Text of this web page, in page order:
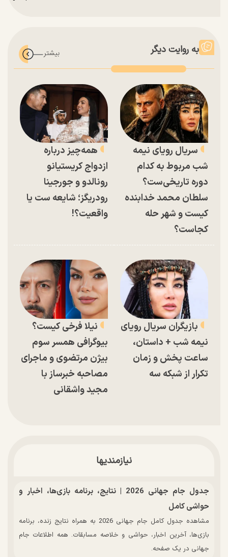
به روایت دیگر
سریال رویای نیمه
شب مربوط به کدام
دوره تاریخی‌ست؟
سلطان محمد خدابنده
کیست و شهر حله
کجاست؟
همه‌چیز درباره
ازدواج کریستیانو
رونالدو و جورجینا
رودریگز؛ شایعه ست یا
واقعیت؟!
بازیگران سریال رویای
نیمه شب + داستان،
ساعت پخش و زمان
تکرار از شبکه سه
نیلا فرخی کیست؟
بیوگرافی همسر سوم
بیژن مرتضوی و ماجرای
مصاحبه خبرساز با
مجید واشقانی
نیازمندیها
جدول جام جهانی 2026 | نتایج، برنامه بازی‌ها، اخبار و
حواشی کامل
مشاهده جدول کامل جام جهانی 2026 به همراه نتایج زنده، برنامه
بازی‌ها، آخرین اخبار، حواشی و خلاصه مسابقات. همه اطلاعات جام
جهانی در یک صفحه.